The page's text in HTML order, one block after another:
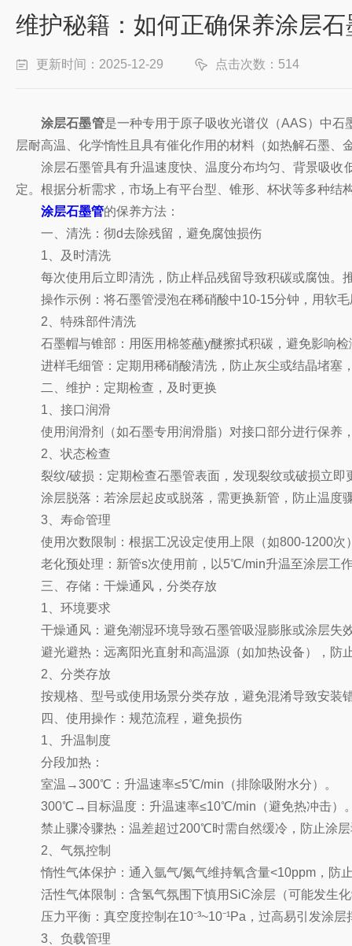
维护秘籍：如何正确保养涂层
更新时间：2025-12-29 点击次数：514
涂层石墨管是一种专用于原子吸收光谱仪（AAS）中
层耐高温、化学惰性且具有催化作用的材料（如热解石墨
涂层石墨管具有升温速度快、温度分布均匀、背景吸收
定。根据分析需求，市场上有平台型、锥形、杯状等多种结
涂层石墨管的保养方法：
一、清洗：彻d去除残留，避免腐蚀损伤
1、及时清洗
每次使用后立即清洗，防止样品残留导致积碳或腐蚀。
操作示例：将石墨管浸泡在稀硝酸中10-15分钟，用软毛
2、特殊部件清洗
石墨帽与锥部：用医用棉签蘸y醚擦拭积碳，避免影响检
进样毛细管：定期用稀硝酸清洗，防止灰尘或结晶堵塞
二、维护：定期检查，及时更换
1、接口润滑
使用润滑剂（如石墨专用润滑脂）对接口部分进行保养
2、状态检查
裂纹/破损：定期检查石墨管表面，发现裂纹或破损立即
涂层脱落：若涂层起皮或脱落，需更换新管，防止温度
3、寿命管理
使用次数限制：根据工况设定使用上限（如800-1200次
老化预处理：新管s次使用前，以5℃/min升温至涂层工作
三、存储：干燥通风，分类存放
1、环境要求
干燥通风：避免潮湿环境导致石墨管吸湿膨胀或涂层失
避光避热：远离阳光直射和高温源（如加热设备），防
2、分类存放
按规格、型号或使用场景分类存放，避免混淆导致安装
四、使用操作：规范流程，避免损伤
1、升温制度
分段加热：
室温→300℃：升温速率≤5℃/min（排除吸附水分）。
300℃→目标温度：升温速率≤10℃/min（避免热冲击）
禁止骤冷骤热：温差超过200℃时需自然缓冷，防止涂层
2、气氛控制
惰性气体保护：通入氩气/氮气维持氧含量<10ppm，防
活性气体限制：含氢气氛围下慎用SiC涂层（可能发生化
压力平衡：真空度控制在10⁻³~10⁻¹Pa，过高易引发涂层
3、负载管理